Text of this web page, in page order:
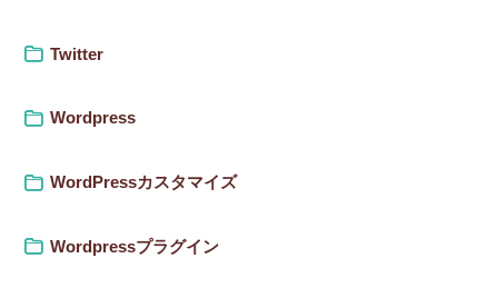
Twitter
Wordpress
WordPressカスタマイズ
Wordpressプラグイン